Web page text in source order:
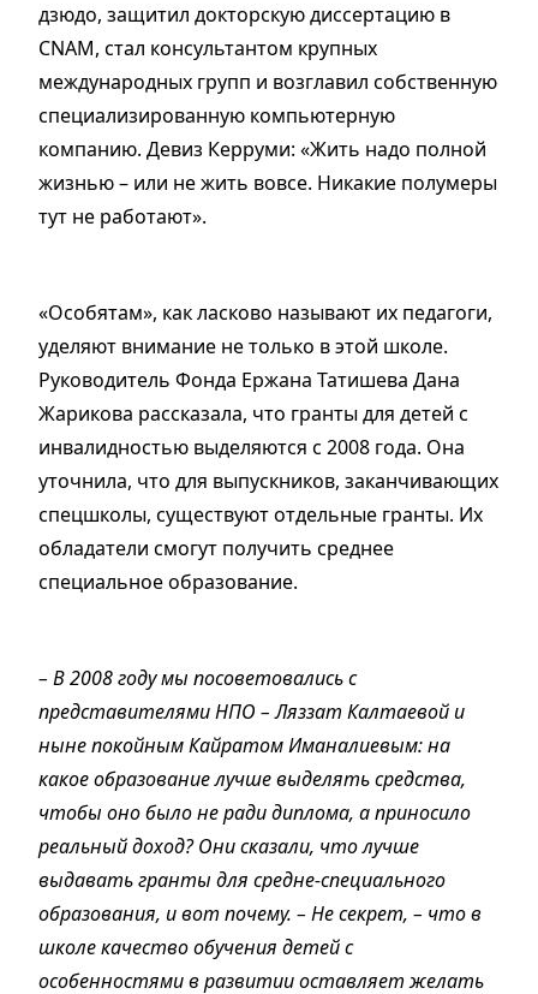
дзюдо, защитил докторскую диссертацию в
CNAM, стал консультантом крупных
международных групп и возглавил собственную
специализированную компьютерную
компанию. Девиз Керруми: «Жить надо полной
жизнью – или не жить вовсе. Никакие полумеры
тут не работают».
«Особятам», как ласково называют их педагоги,
уделяют внимание не только в этой школе.
Руководитель Фонда Ержана Татишева Дана
Жарикова рассказала, что гранты для детей с
инвалидностью выделяются с 2008 года. Она
уточнила, что для выпускников, заканчивающих
спецшколы, существуют отдельные гранты. Их
обладатели смогут получить среднее
специальное образование.
– В 2008 году мы посоветовались с
представителями НПО – Ляззат Калтаевой и
ныне покойным Кайратом Иманалиевым: на
какое образование лучше выделять средства,
чтобы оно было не ради диплома, а приносило
реальный доход? Они сказали, что лучше
выдавать гранты для средне-специального
образования, и вот почему. – Не секрет, – что в
школе качество обучения детей с
особенностями в развитии оставляет желать